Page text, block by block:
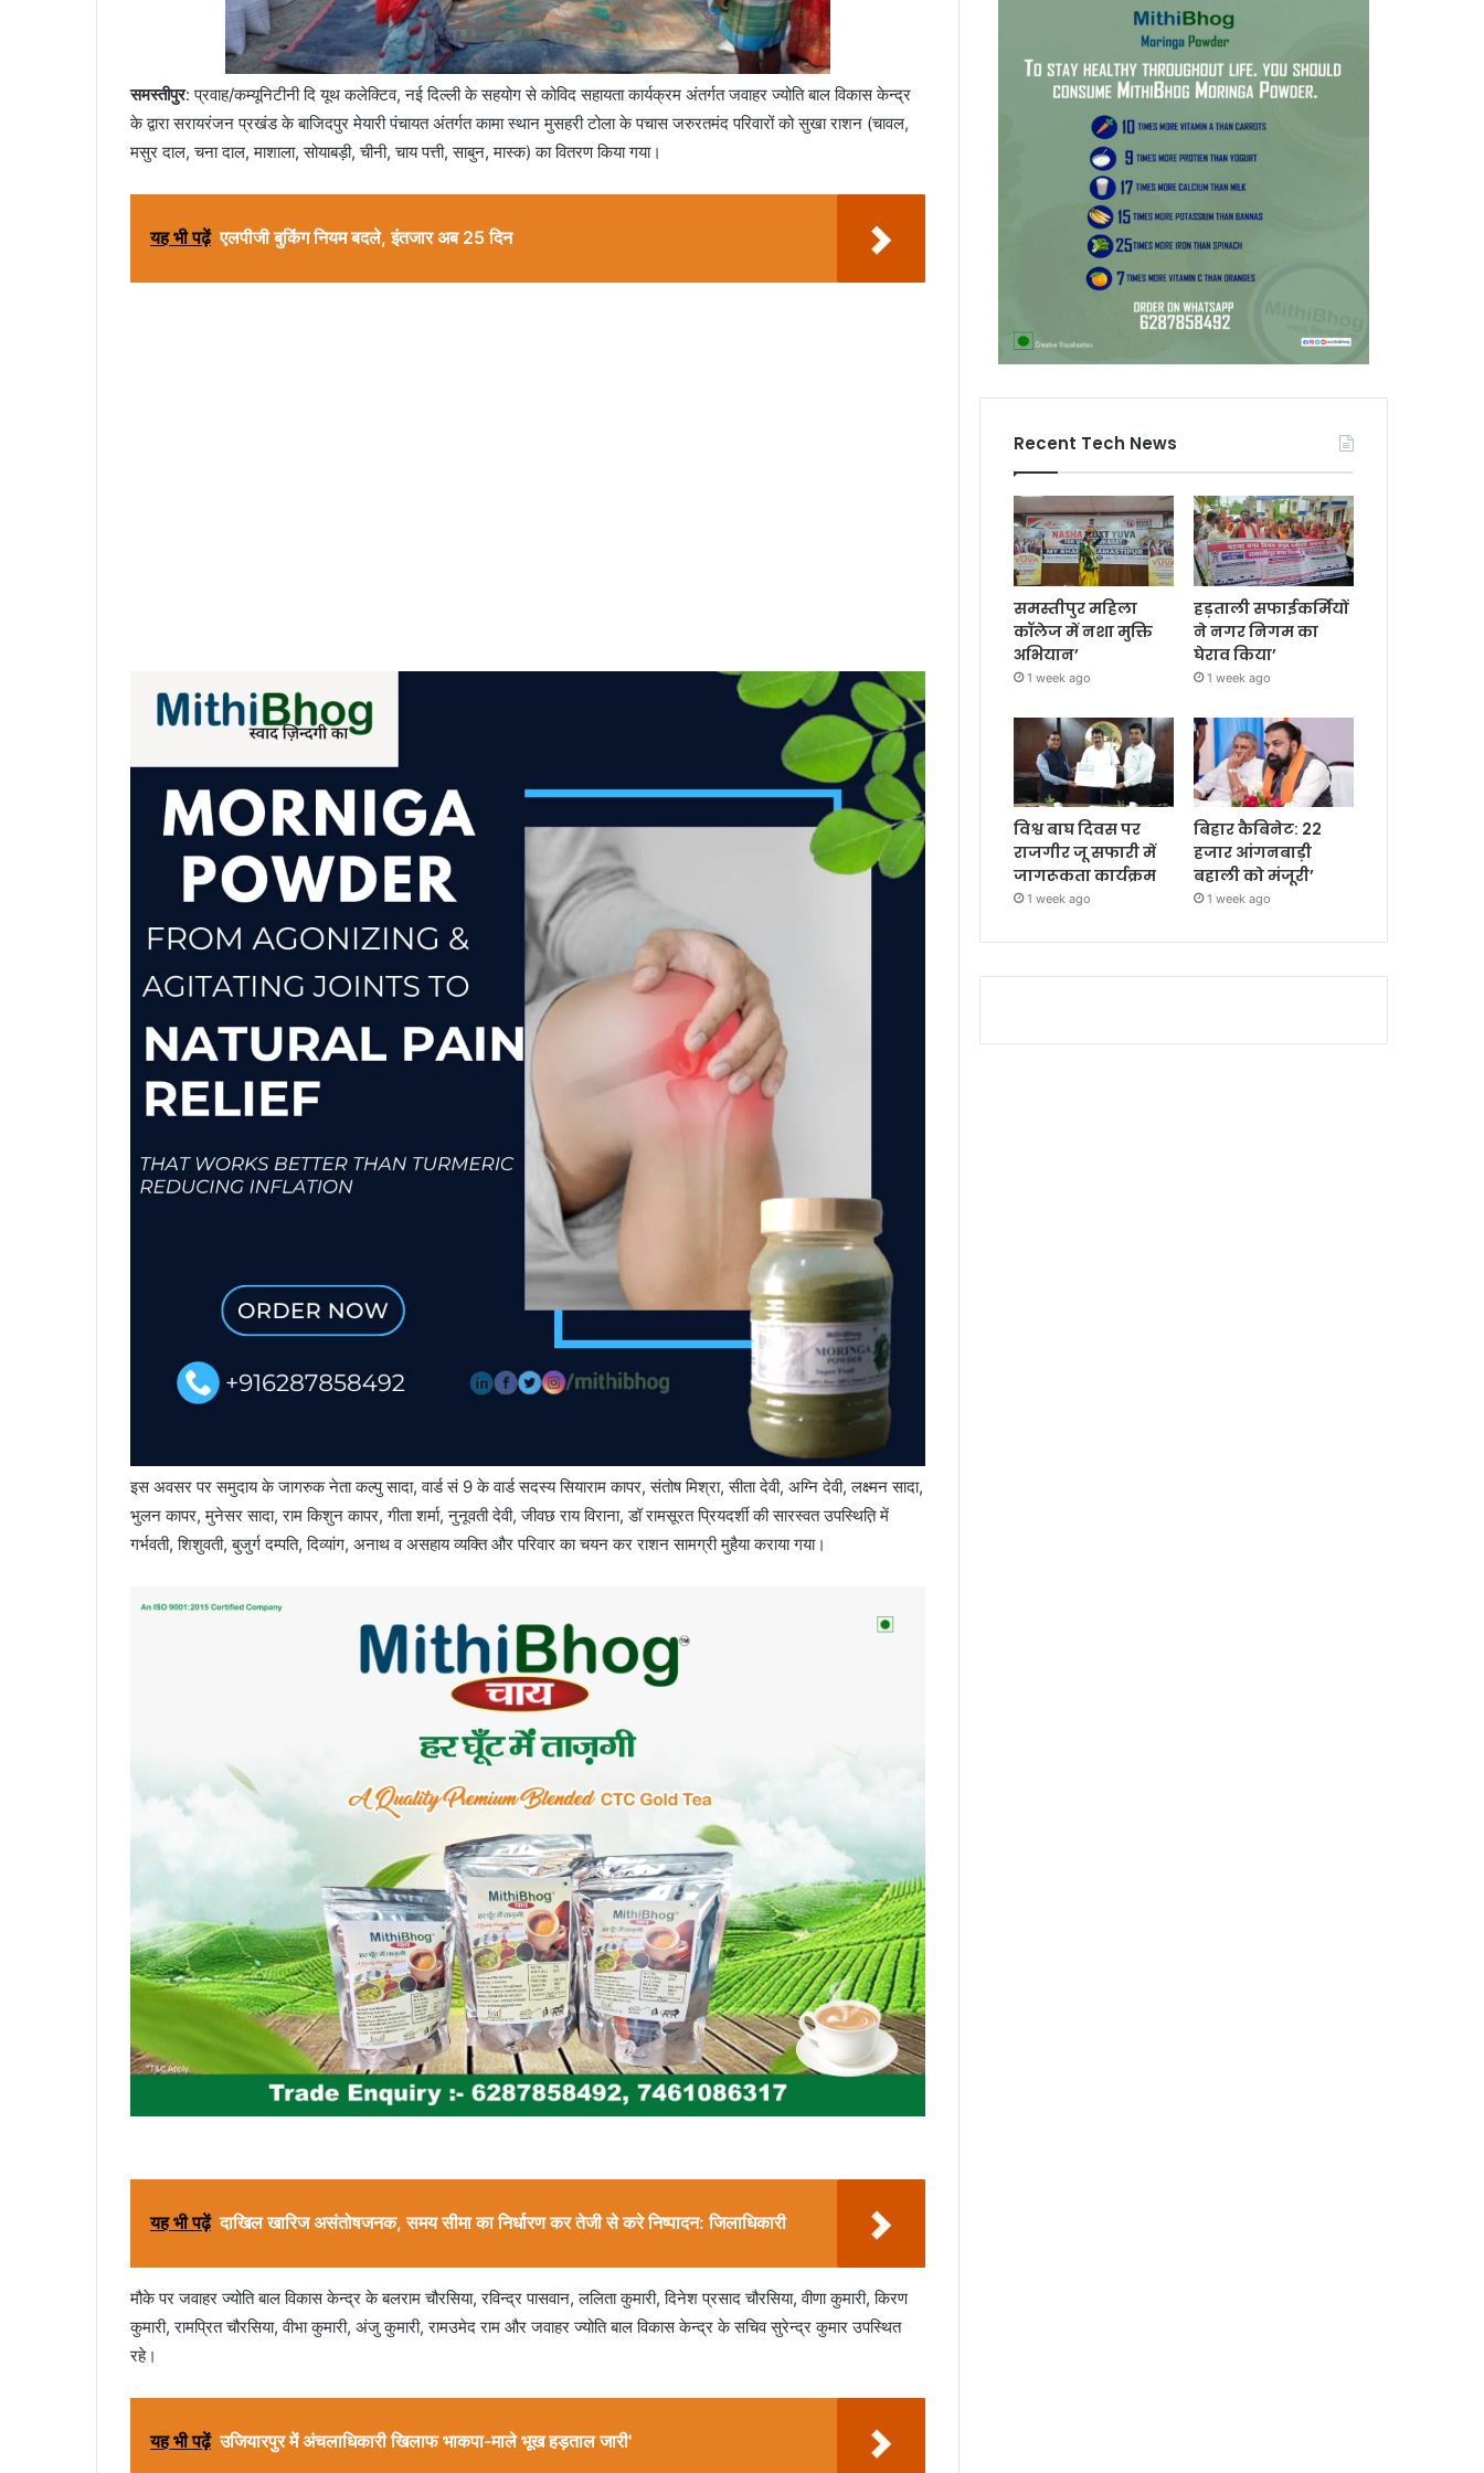
समस्तीपुर: प्रवाह/कम्यूनिटीनी दि यूथ कलेक्टिव, नई दिल्ली के सहयोग से कोविद सहायता कार्यक्रम अंतर्गत जवाहर ज्योति बाल विकास केन्द्र
के द्वारा सरायरंजन प्रखंड के बाजिदपुर मेयारी पंचायत अंतर्गत कामा स्थान मुसहरी टोला के पचास जरुरतमंद परिवारों को सुखा राशन (चावल,
मसुर दाल, चना दाल, माशाला, सोयाबड़ी, चीनी, चाय पत्ती, साबुन, मास्क) का वितरण किया गया।
यह भी पढ़ें एलपीजी बुकिंग नियम बदले, इंतजार अब 25 दिन
इस अवसर पर समुदाय के जागरुक नेता कल्पु सादा, वार्ड सं 9 के वार्ड सदस्य सियाराम कापर, संतोष मिश्रा, सीता देवी, अग्नि देवी, लक्ष्मन सादा,
भुलन कापर, मुनेसर सादा, राम किशुन कापर, गीता शर्मा, नुनूवती देवी, जीवछ राय विराना, डॉ रामसूरत प्रियदर्शी की सारस्वत उपस्थित़ि में
गर्भवती, शिशुवती, बुजुर्ग दम्पति, दिव्यांग, अनाथ व असहाय व्यक्ति और परिवार का चयन कर राशन सामग्री मुहैया कराया गया।
यह भी पढ़ें दाखिल खारिज असंतोषजनक, समय सीमा का निर्धारण कर तेजी से करे निष्पादन: जिलाधिकारी
मौके पर जवाहर ज्योति बाल विकास केन्द्र के बलराम चौरसिया, रविन्द्र पासवान, ललिता कुमारी, दिनेश प्रसाद चौरसिया, वीणा कुमारी, किरण
कुमारी, रामप्रित चौरसिया, वीभा कुमारी, अंजु कुमारी, रामउमेद राम और जवाहर ज्योति बाल विकास केन्द्र के सचिव सुरेन्द्र कुमार उपस्थित
रहे।
यह भी पढ़ें उजियारपुर में अंचलाधिकारी खिलाफ भाकपा-माले भूख हड़ताल जारी'
Recent Tech News
समस्तीपुर महिला
कॉलेज में नशा मुक्ति
अभियान’
1 week ago
हड़ताली सफाईकर्मियों
ने नगर निगम का
घेराव किया’
1 week ago
विश्व बाघ दिवस पर
राजगीर जू सफारी में
जागरूकता कार्यक्रम
1 week ago
बिहार कैबिनेट: 22
हजार आंगनबाड़ी
बहाली को मंजूरी’
1 week ago